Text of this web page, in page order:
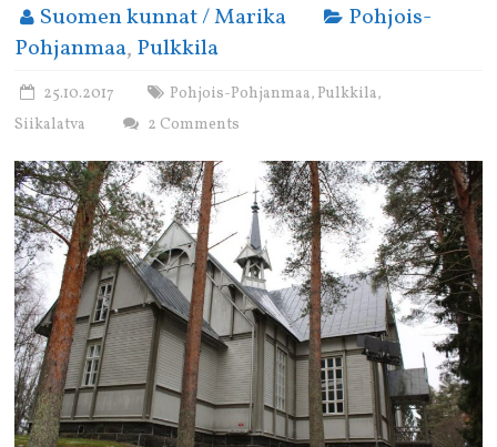
Suomen kunnat / Marika
Pohjois-
Pohjanmaa, Pulkkila
25.10.2017 Pohjois-Pohjanmaa, Pulkkila,
Siikalatva 2 Comments